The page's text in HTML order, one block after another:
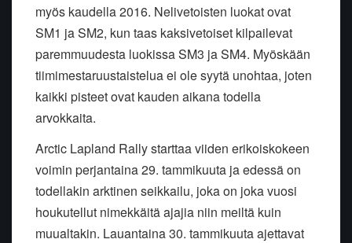
myös kaudella 2016. Nelivetoisten luokat ovat
SM1 ja SM2, kun taas kaksivetoiset kilpailevat
paremmuudesta luokissa SM3 ja SM4. Myöskään
tiimimestaruustaistelua ei ole syytä unohtaa, joten
kaikki pisteet ovat kauden aikana todella
arvokkaita.
Arctic Lapland Rally starttaa viiden erikoiskokeen
voimin perjantaina 29. tammikuuta ja edessä on
todellakin arktinen seikkailu, joka on joka vuosi
houkutellut nimekkäitä ajajia niin meiltä kuin
muualtakin. Lauantaina 30. tammikuuta ajettavat